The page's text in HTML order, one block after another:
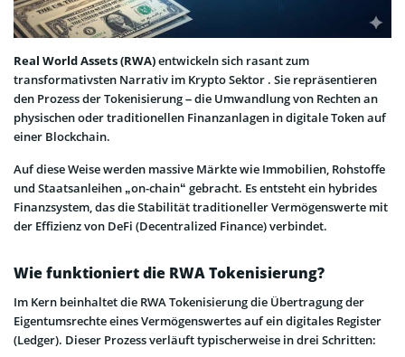
Real World Assets (RWA)entwickeln sich rasant zum
transformativsten Narrativ im Krypto Sektor . Sie repräsentieren
den Prozess der Tokenisierung – die Umwandlung von Rechten an
physischen oder traditionellen Finanzanlagen in digitale Token auf
einer Blockchain.
Auf diese Weise werden massive Märkte wie Immobilien, Rohstoffe
und Staatsanleihen „on-chain“ gebracht. Es entsteht ein hybrides
Finanzsystem, das die Stabilität traditioneller Vermögenswerte mit
der Effizienz von DeFi (Decentralized Finance) verbindet.
Wie funktioniert die RWA Tokenisierung?
Im Kern beinhaltet die RWA Tokenisierung die Übertragung der
Eigentumsrechte eines Vermögenswertes auf ein digitales Register
(Ledger). Dieser Prozess verläuft typischerweise in drei Schritten: